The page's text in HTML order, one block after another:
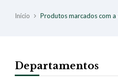
Início Produtos marcados com a
Departamentos